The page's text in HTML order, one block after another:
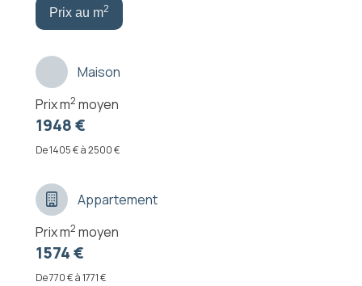
Prix au m2
Maison
Prix m2 moyen
1948 €
De 1405 € à 2500 €
Appartement
Prix m2 moyen
1574 €
De 770 € à 1771 €